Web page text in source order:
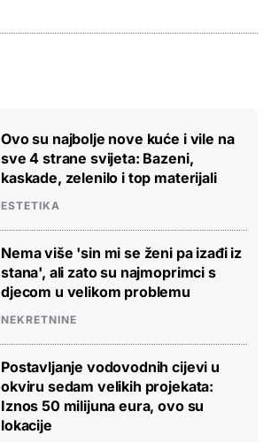
Ovo su najbolje nove kuće i vile na
sve 4 strane svijeta: Bazeni,
kaskade, zelenilo i top materijali
ESTETIKA
Nema više 'sin mi se ženi pa izađi iz
stana', ali zato su najmoprimci s
djecom u velikom problemu
NEKRETNINE
Postavljanje vodovodnih cijevi u
okviru sedam velikih projekata:
Iznos 50 milijuna eura, ovo su
lokacije